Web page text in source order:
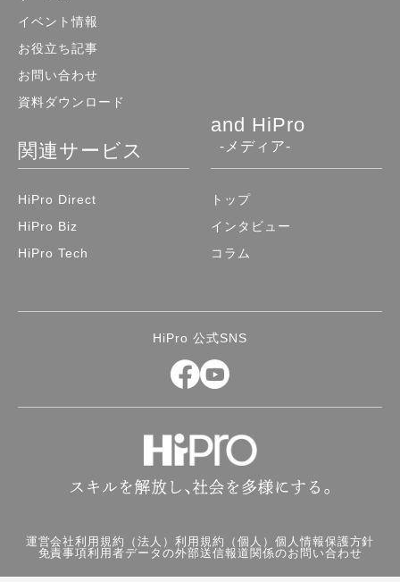
HiPro 公式SNS
イベント情報
お役立ち記事
お問い合わせ
資料ダウンロード
関連サービス
HiPro Direct
HiPro Biz
HiPro Tech
and HiPro
-メディア-
トップ
インタビュー
コラム
運営会社利用規約（法人）利用規約（個人） 個人情報保護方針
免責事項利用者データの外部送信報道関係のお問い合わせ